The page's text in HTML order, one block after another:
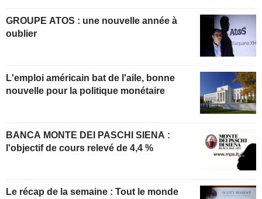
GROUPE ATOS : une nouvelle année à
oublier
L'emploi américain bat de l'aile, bonne
nouvelle pour la politique monétaire
BANCA MONTE DEI PASCHI SIENA :
l'objectif de cours relevé de 4,4 %
Le récap de la semaine : Tout le monde